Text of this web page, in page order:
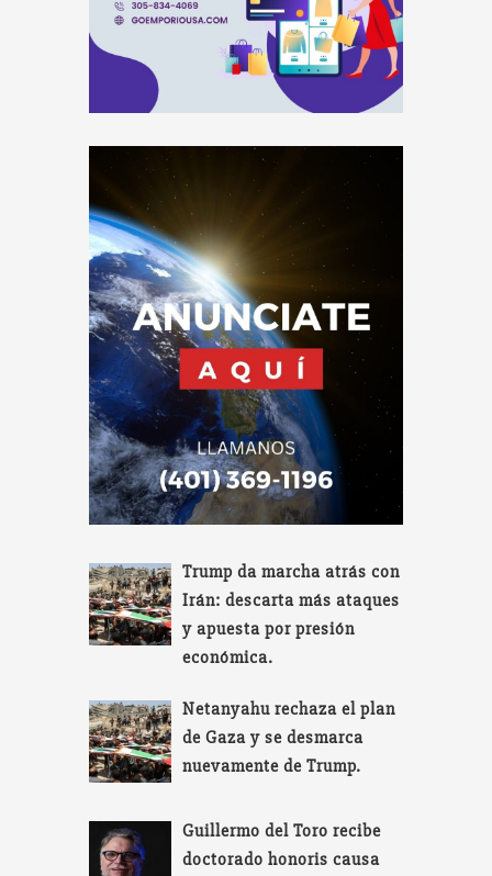
Trump da marcha atrás con
Irán: descarta más ataques
y apuesta por presión
económica.
Netanyahu rechaza el plan
de Gaza y se desmarca
nuevamente de Trump.
Guillermo del Toro recibe
doctorado honoris causa